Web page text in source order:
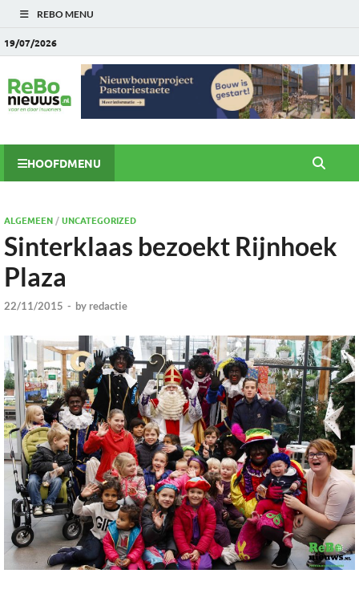
REBO MENU
19/07/2026
HOOFDMENU
ALGEMEEN/UNCATEGORIZED
Sinterklaas bezoekt Rijnhoek
Plaza
22/11/2015 - by redactie